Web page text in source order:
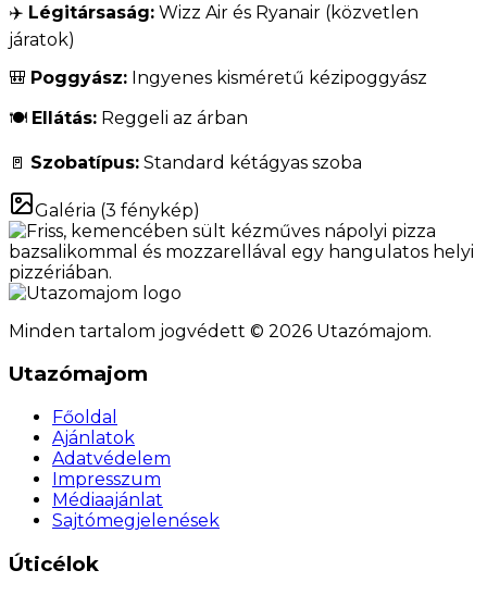
✈️ Légitársaság: Wizz Air és Ryanair (közvetlen
járatok)
🎒 Poggyász: Ingyenes kisméretű kézipoggyász
🍽️ Ellátás: Reggeli az árban
🚪 Szobatípus: Standard kétágyas szoba
Galéria (3 fénykép)
Minden tartalom jogvédett © 2026 Utazómajom.
Utazómajom
Főoldal
Ajánlatok
Adatvédelem
Impresszum
Médiaajánlat
Sajtómegjelenések
Úticélok